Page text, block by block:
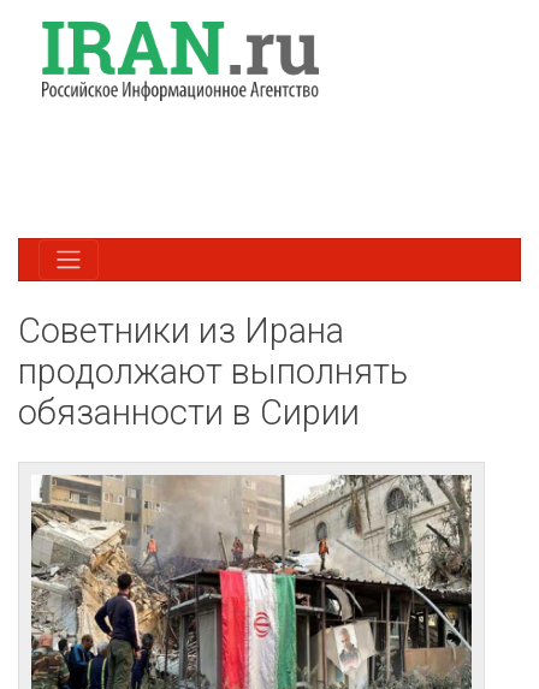
Советники из Ирана
продолжают выполнять
обязанности в Сирии